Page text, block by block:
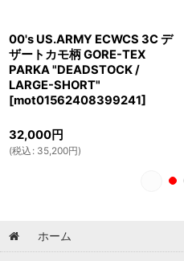
00's US.ARMY ECWCS 3C デ
ザートカモ柄 GORE-TEX
PARKA "DEADSTOCK /
LARGE-SHORT"
[mot01562408399241]
32,000円
(税込 : 35,200円)
ホーム